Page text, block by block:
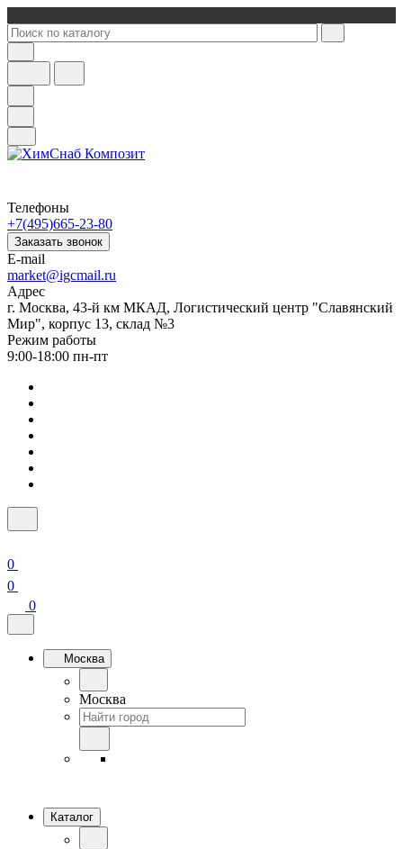
Телефоны
+7(495)665-23-80
Заказать звонок
E-mail
market@igcmail.ru
Адрес
г. Москва, 43-й км МКАД, Логистический центр "Славянский
Мир", корпус 13, склад №3
Режим работы
9:00-18:00 пн-пт
0
0
0
Москва
Москва
Каталог